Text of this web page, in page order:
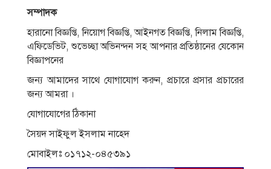
সম্পাদক
হারানো বিজ্ঞপ্তি, নিয়োগ বিজ্ঞপ্তি, আইনগত বিজ্ঞপ্তি, নিলাম বিজ্ঞপ্তি,
এফিডেভিট, শুভেচ্ছা অভিনন্দন সহ আপনার প্রতিষ্ঠানের যেকোন
বিজ্ঞাপনের
জন্য আমাদের সাথে যোগাযোগ করুন, প্রচারে প্রসার প্রচারের
জন্য আমরা ।
যোগাযোগের ঠিকানা
সৈয়দ সাইফুল ইসলাম নাহেদ
মোবাইলঃ ০১৭১২-০৪৫৩৯১